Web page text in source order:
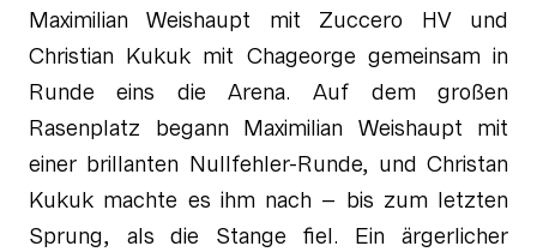
Maximilian Weishaupt mit Zuccero HV und
Christian Kukuk mit Chageorge gemeinsam in
Runde eins die Arena. Auf dem großen
Rasenplatz begann Maximilian Weishaupt mit
einer brillanten Nullfehler-Runde, und Christan
Kukuk machte es ihm nach – bis zum letzten
Sprung, als die Stange fiel. Ein ärgerlicher